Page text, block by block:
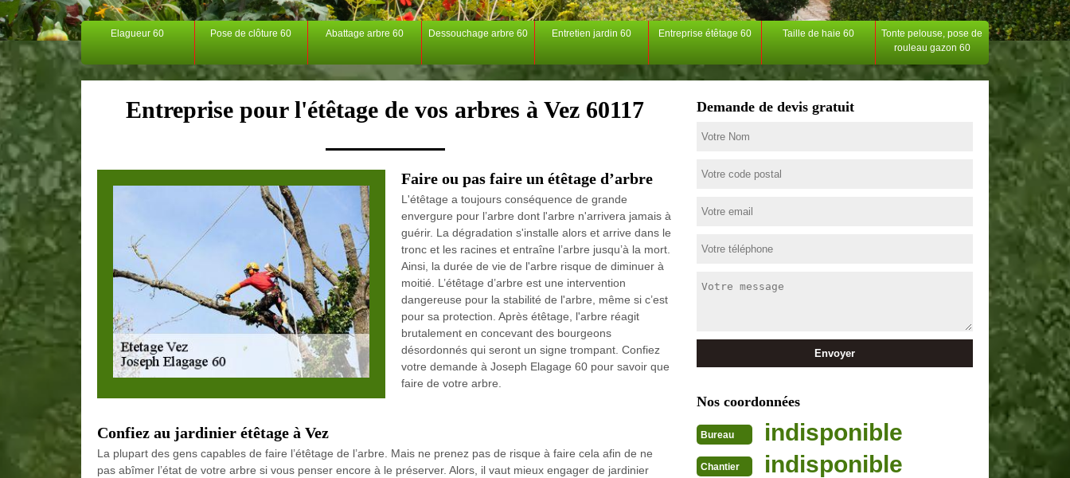
Elagueur 60 Pose de clôture 60 Abattage arbre 60 Dessouchage arbre 60 Entretien jardin 60 Entreprise étêtage 60 Taille de haie 60
Tonte pelouse, pose de
rouleau gazon 60
Entreprise pour l'étêtage de vos arbres à Vez 60117
Faire ou pas faire un étêtage d’arbre
L'étêtage a toujours conséquence de grande
envergure pour l’arbre dont l'arbre n'arrivera jamais à
guérir. La dégradation s'installe alors et arrive dans le
tronc et les racines et entraîne l’arbre jusqu’à la mort.
Ainsi, la durée de vie de l'arbre risque de diminuer à
moitié. L’étêtage d’arbre est une intervention
dangereuse pour la stabilité de l'arbre, même si c’est
pour sa protection. Après étêtage, l'arbre réagit
brutalement en concevant des bourgeons
désordonnés qui seront un signe trompant. Confiez
votre demande à Joseph Elagage 60 pour savoir que
faire de votre arbre.
Confiez au jardinier étêtage à Vez
La plupart des gens capables de faire l’étêtage de l’arbre. Mais ne prenez pas de risque à faire cela afin de ne
pas abîmer l’état de votre arbre si vous penser encore à le préserver. Alors, il vaut mieux engager de jardinier
Demande de devis gratuit
Nos coordonnées
Bureau indisponible
Chantier indisponible